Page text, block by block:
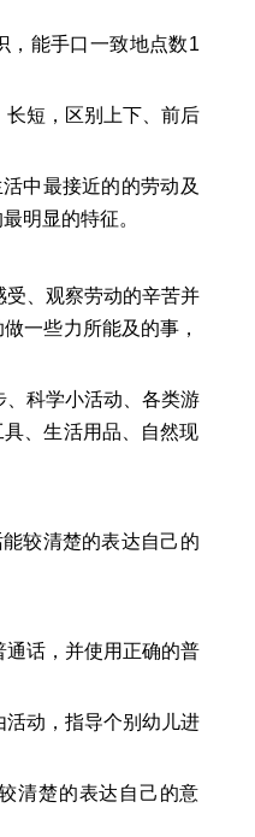
能手口一致地点数1
短，区别上下、前后
中最接近的的劳动及
明显的特征。
、观察劳动的辛苦并
一些力所能及的事，
科学小活动、各类游
、生活用品、自然现
较清楚的表达自己的
话，并使用正确的普
动，指导个别幼儿进
楚的表达自己的意